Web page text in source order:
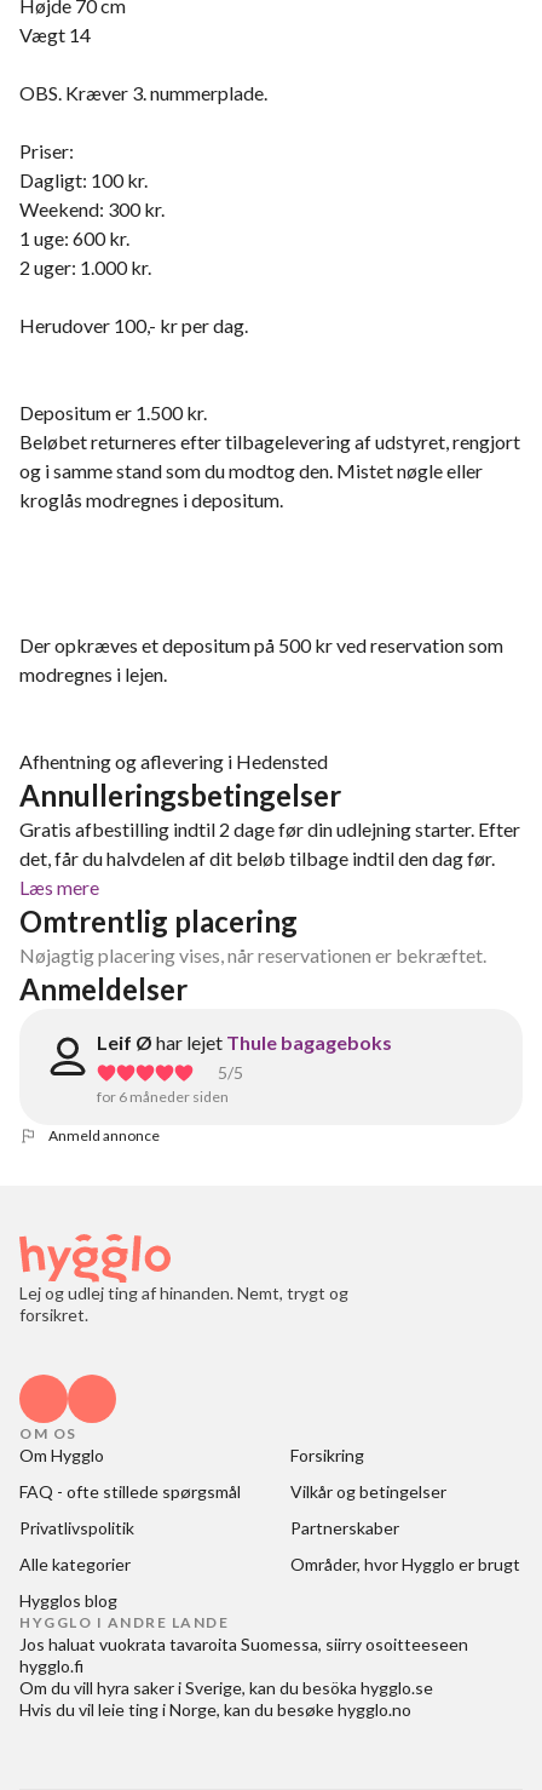
Højde 70 cm
Vægt 14
OBS. Kræver 3. nummerplade.
Priser:
Dagligt: 100 kr.
Weekend: 300 kr.
1 uge: 600 kr.
2 uger: 1.000 kr.
Herudover 100,- kr per dag.
Depositum er 1.500 kr.
Beløbet returneres efter tilbagelevering af udstyret, rengjort
og i samme stand som du modtog den. Mistet nøgle eller
kroglås modregnes i depositum.
Der opkræves et depositum på 500 kr ved reservation som
modregnes i lejen.
Afhentning og aflevering i Hedensted
Annulleringsbetingelser
Gratis afbestilling indtil 2 dage før din udlejning starter. Efter
det, får du halvdelen af dit beløb tilbage indtil den dag før.
Læs mere
Omtrentlig placering
Nøjagtig placering vises, når reservationen er bekræftet.
Anmeldelser
Leif Ø har lejet Thule bagageboks
5/5
for 6 måneder siden
Anmeld annonce
Lej og udlej ting af hinanden. Nemt, trygt og
forsikret.
OM OS
Om Hygglo
Forsikring
FAQ - ofte stillede spørgsmål
Vilkår og betingelser
Privatlivspolitik
Partnerskaber
Alle kategorier
Områder, hvor Hygglo er brugt
Hygglos blog
HYGGLO I ANDRE LANDE
Jos haluat vuokrata tavaroita Suomessa, siirry osoitteeseen
hygglo.fi
Om du vill hyra saker i Sverige, kan du besöka hygglo.se
Hvis du vil leie ting i Norge, kan du besøkehygglo.no